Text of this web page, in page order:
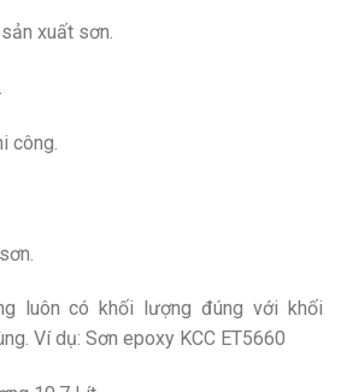
xuất sơn.
công.
luôn có khối lượng đúng với khối
Ví dụ: Sơn epoxy KCC ET5660